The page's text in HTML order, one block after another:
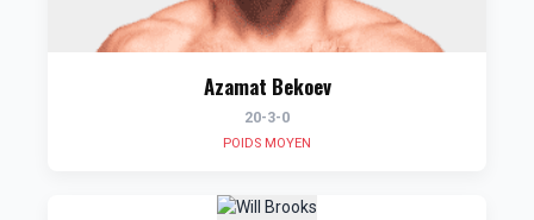
Azamat Bekoev
20-3-0
POIDS MOYEN